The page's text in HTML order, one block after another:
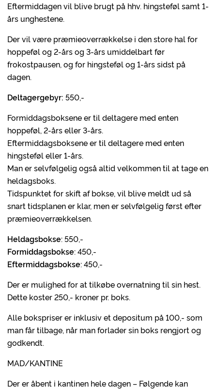
Eftermiddagen vil blive brugt på hhv. hingsteføl samt 1-
års unghestene.
Der vil være præmieoverrækkelse i den store hal for
hoppeføl og 2-års og 3-års umiddelbart før
frokostpausen, og for hingsteføl og 1-års sidst på
dagen.
Deltagergebyr: 550,-
Formiddagsboksene er til deltagere med enten
hoppeføl, 2-års eller 3-års.
Eftermiddagsboksene er til deltagere med enten
hingsteføl eller 1-års.
Man er selvfølgelig også altid velkommen til at tage en
heldagsboks.
Tidspunktet for skift af bokse, vil blive meldt ud så
snart tidsplanen er klar, men er selvfølgelig først efter
præmieoverrækkelsen.
Heldagsbokse: 550,-
Formiddagsbokse: 450,-
Eftermiddagsbokse: 450,-
Der er mulighed for at tilkøbe overnatning til sin hest.
Dette koster 250,- kroner pr. boks.
Alle bokspriser er inklusiv et depositum på 100,- som
man får tilbage, når man forlader sin boks rengjort og
godkendt.
MAD/KANTINE
Der er åbent i kantinen hele dagen – Følgende kan